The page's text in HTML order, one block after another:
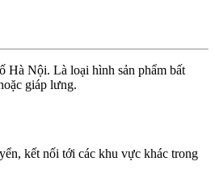
Hà Nội. Là loại hình sản phẩm bất
giáp lưng.
kết nối tới các khu vực khác trong